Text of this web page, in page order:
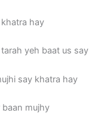
hay
yeh baat us say
say khatra hay
baan mujhy